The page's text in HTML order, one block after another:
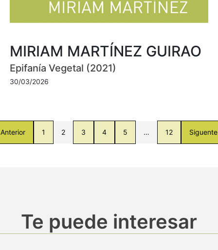
MIRIAM MARTÍNEZ GUIRAO
Epifanía Vegetal (2021)
30/03/2026
Anterior 1 2 3 4 5 … 12 Siguente
Te puede interesar